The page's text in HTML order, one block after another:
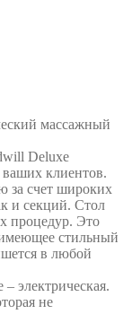
массажный
Deluxe
ваших клиентов.
за счет широких
и секций. Стол
процедур. Это
стильный
в любой
электрическая.
не